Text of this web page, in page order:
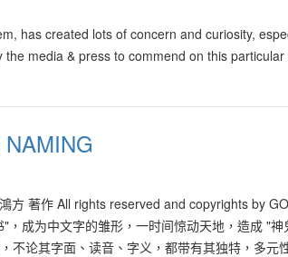
带来无穷的灾难，轻者败财灾害，婚姻不保，健
地凭感觉来向顾客建议建造水池。 坊间另有流
君不见一些发展商，刻意在其发展区的西南方
奉劝一些喜欢"风水DIY"的朋友，不要随意在家
必须兼顾其他各种相关或关键性的元素。"功夫"
猴，龙或鼠的人，不经意地把水池安置到西方的
位。其实这是个极度具误导性的说法，水池建在
来好运。 今年牛年的吉气座落在屋子的东南方，
气场，只要加以处理及配合得当，它能迅速地带
has created lots of concern and curiosity,
media & press to commend on this
方 著作 All rights reserved and copyrights by
成为中文字的雏形，一时间惊动天地，造成 "神
论其字面、读音、字义，都带有其独特，多元